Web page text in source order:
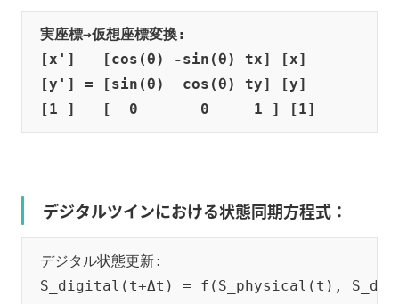
実座標→仮想座標変換:
[x']   [cos(θ) -sin(θ) tx] [x]
[y'] = [sin(θ)  cos(θ) ty] [y]
デジタルツインにおける状態同期方程式：
デジタル状態更新: